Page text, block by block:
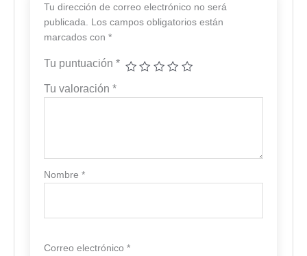
Tu dirección de correo electrónico no será
publicada.
Los campos obligatorios están
marcados con *
Tu puntuación *
Tu valoración *
Nombre *
Correo electrónico *